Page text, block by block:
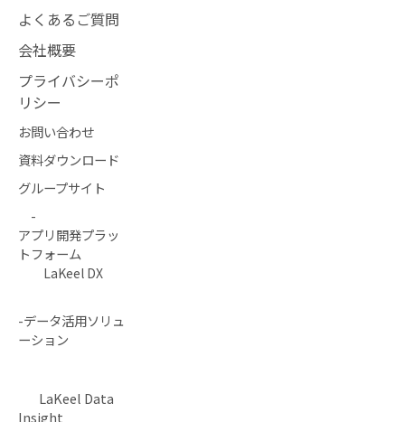
よくあるご質問
会社概要
プライバシーポ
リシー
お問い合わせ
資料ダウンロード
グループサイト
-
アプリ開発プラッ
トフォーム
LaKeel DX
-データ活用ソリュ
ーション
LaKeel Data
Insight